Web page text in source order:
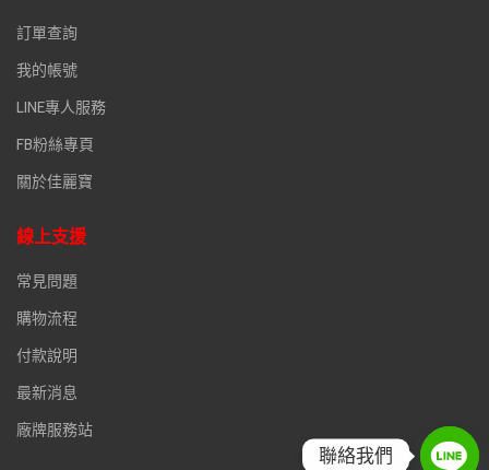
訂單查詢
我的帳號
LINE專人服務
FB粉絲專頁
關於佳麗寶
線上支援
常見問題
購物流程
付款說明
最新消息
廠牌服務站
聯絡我們